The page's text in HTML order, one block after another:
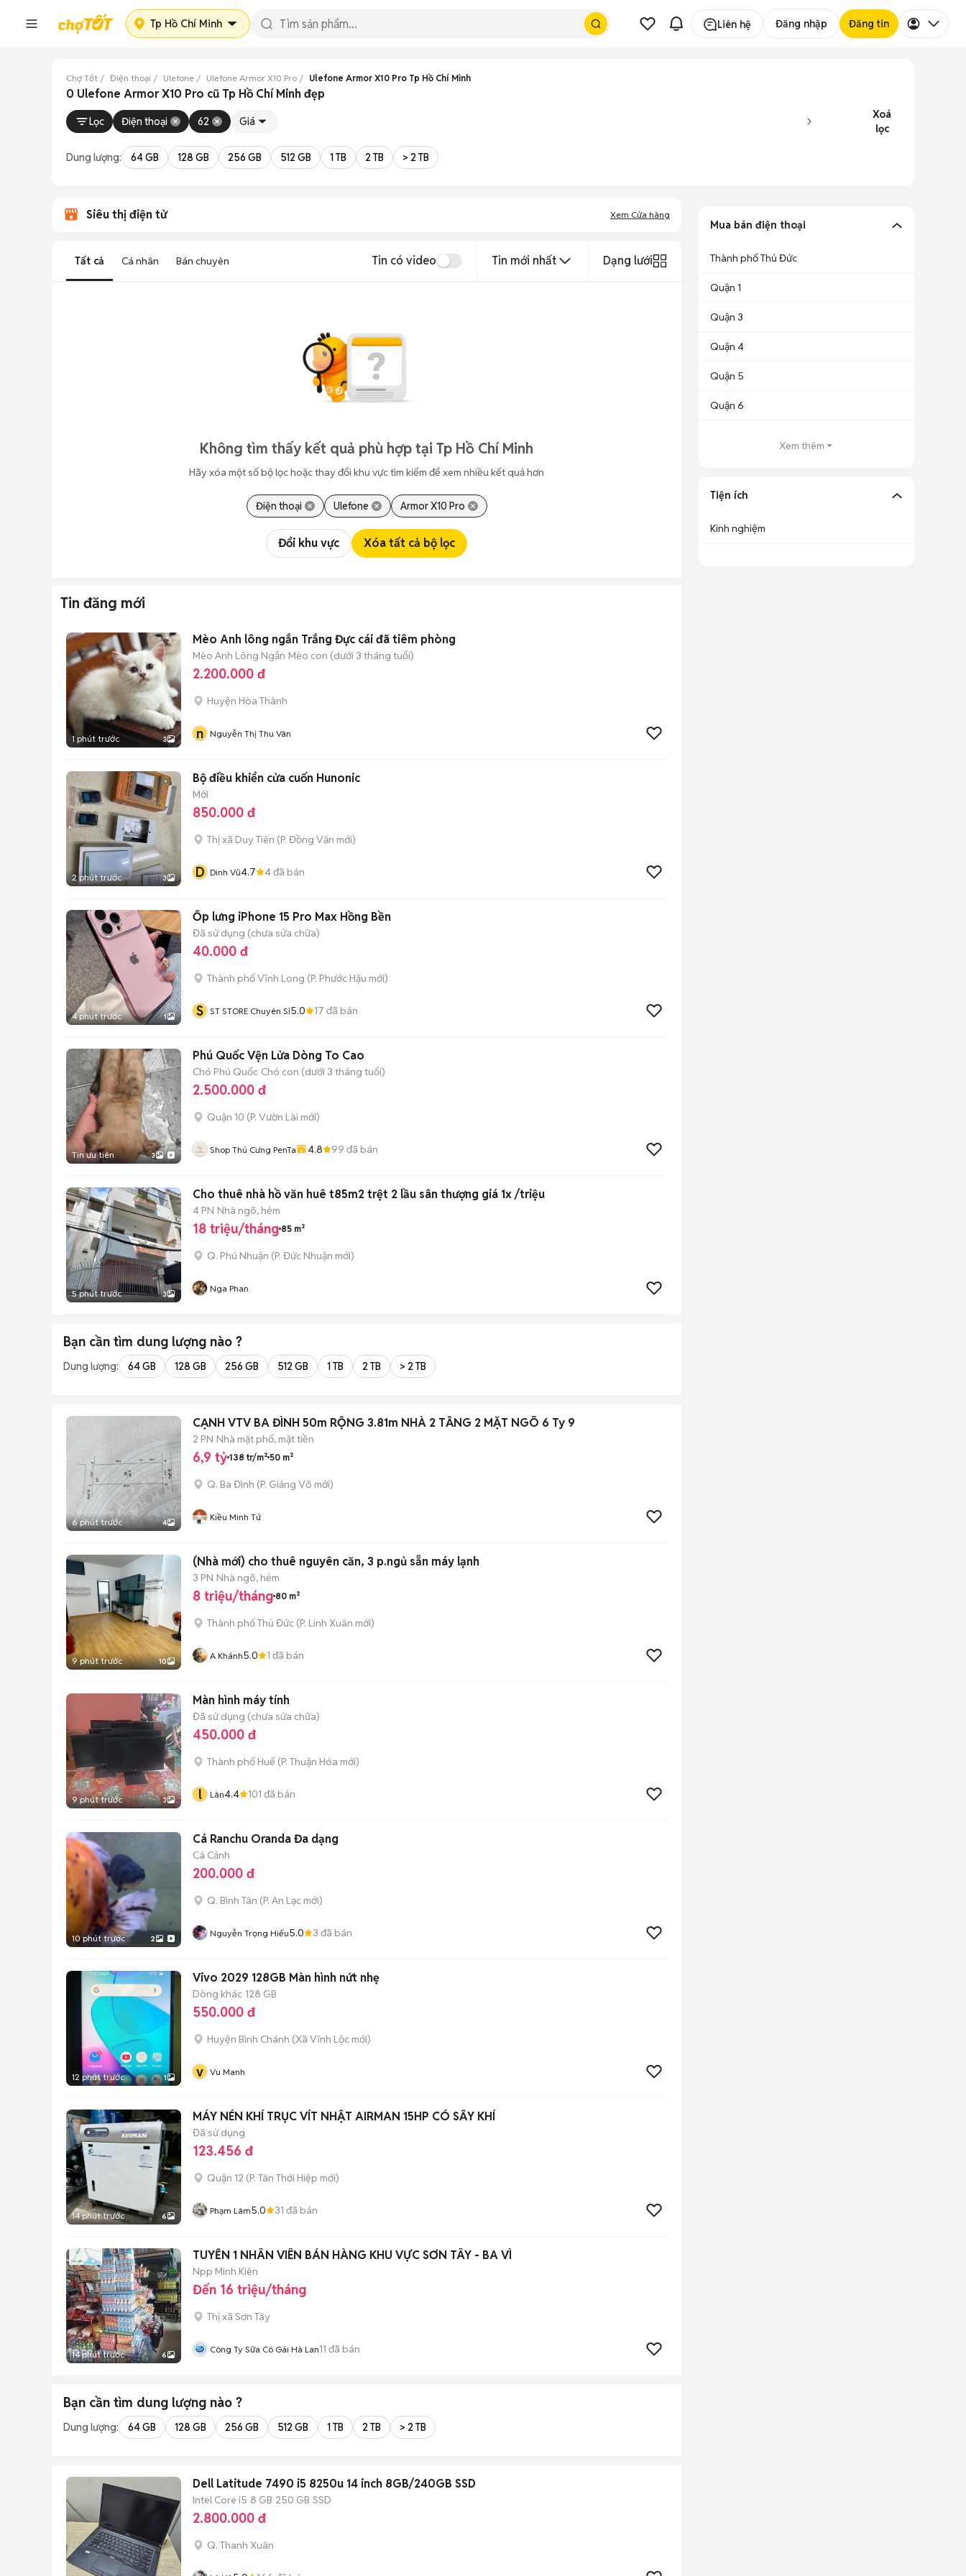
Tp Hồ Chí Minh Liên hệ Đăng nhập Đăng tin
Chợ Tốt Điện thoại Ulefone Ulefone Armor X10 Pro Ulefone Armor X10 Pro Tp Hồ Chí Minh
0 Ulefone Armor X10 Pro cũ Tp Hồ Chí Minh đẹp
Lọc Điện thoại 62 Giá
Xoá
lọc
Dung lượng: 64 GB 128 GB 256 GB 512 GB 1 TB 2 TB > 2 TB
Siêu thị điện tử Xem Cửa hàng
Tất cả Cá nhân Bán chuyên Tin có video Tin mới nhất Dạng lưới
Không tìm thấy kết quả phù hợp tại Tp Hồ Chí Minh
Hãy xóa một số bộ lọc hoặc thay đổi khu vực tìm kiếm để xem nhiều kết quả hơn
Điện thoại Ulefone Armor X10 Pro
Đổi khu vực Xóa tất cả bộ lọc
Tin đăng mới
1 phút trước 3
Mèo Anh lông ngắn Trắng Đực cái đã tiêm phòng
Mèo Anh Lông Ngắn Mèo con (dưới 3 tháng tuổi)
2.200.000 đ
Huyện Hòa Thành
n Nguyễn Thị Thu Vân
2 phút trước 3
Bộ điều khiển cửa cuốn Hunonic
Mới
850.000 đ
Thị xã Duy Tiên (P. Đồng Văn mới)
D Dinh Vũ4.7 4đã bán
4 phút trước 1
Ốp lưng iPhone 15 Pro Max Hồng Bền
Đã sử dụng (chưa sửa chữa)
40.000 đ
Thành phố Vĩnh Long (P. Phước Hậu mới)
S ST STORE Chuyên Sỉ5.0 17 đã bán
Tin ưu tiên 3
Phú Quốc Vện Lửa Dòng To Cao
Chó Phú Quốc Chó con (dưới 3 tháng tuổi)
2.500.000 đ
Quận 10 (P. Vườn Lài mới)
Shop Thú Cưng PenTa 4.8 99 đã bán
5 phút trước 3
Cho thuê nhà hồ văn huê t85m2 trệt 2 lầu sân thượng giá 1x /triệu
4 PN Nhà ngõ, hẻm
18 triệu/tháng 85 m²
Q. Phú Nhuận (P. Đức Nhuận mới)
Nga Phan
Bạn cần tìm dung lượng nào ?
Dung lượng: 64 GB 128 GB 256 GB 512 GB 1 TB 2 TB > 2 TB
6 phút trước 4
CẠNH VTV BA ĐÌNH 50m RỘNG 3.81m NHÀ 2 TẦNG 2 MẶT NGÕ 6 Ty 9
2 PN Nhà mặt phố, mặt tiền
6,9 tỷ 138 tr/m² 50 m²
Q. Ba Đình (P. Giảng Võ mới)
Kiều Minh Tứ
9 phút trước 10
(Nhà mới) cho thuê nguyên căn, 3 p.ngủ sẵn máy lạnh
3 PN Nhà ngõ, hẻm
8 triệu/tháng 80 m²
Thành phố Thủ Đức (P. Linh Xuân mới)
A Khánh5.0 1 đã bán
9 phút trước 3
Màn hình máy tính
Đã sử dụng (chưa sửa chữa)
450.000 đ
Thành phố Huế (P. Thuận Hóa mới)
l Lân4.4 101 đã bán
10 phút trước 2
Cá Ranchu Oranda Đa dạng
Cá Cảnh
200.000 đ
Q. Bình Tân (P. An Lạc mới)
Nguyễn Trọng Hiếu5.0 3 đã bán
12 phút trước 1
Vivo 2029 128GB Màn hình nứt nhẹ
Dòng khác 128 GB
550.000 đ
Huyện Bình Chánh (Xã Vĩnh Lộc mới)
v Vu Manh
14 phút trước 6
MÁY NÉN KHÍ TRỤC VÍT NHẬT AIRMAN 15HP CÓ SẤY KHÍ
Đã sử dụng
123.456 đ
Quận 12 (P. Tân Thới Hiệp mới)
Phạm Lâm5.0 31 đã bán
14 phút trước 6
TUYỂN 1 NHÂN VIÊN BÁN HÀNG KHU VỰC SƠN TÂY - BA VÌ
Npp Minh Kiên
Đến 16 triệu/tháng
Thị xã Sơn Tây
Công Ty Sữa Cô Gái Hà Lan11 đã bán
Bạn cần tìm dung lượng nào ?
Dung lượng: 64 GB 128 GB 256 GB 512 GB 1 TB 2 TB > 2 TB
Dell Latitude 7490 i5 8250u 14 inch 8GB/240GB SSD
Intel Core i5 8 GB 250 GB SSD
2.800.000 đ
Q. Thanh Xuân
Mua bán điện thoại
Thành phố Thủ Đức
Quận 1
Quận 3
Quận 4
Quận 5
Quận 6
Xem thêm
Tiện ích
Kinh nghiệm